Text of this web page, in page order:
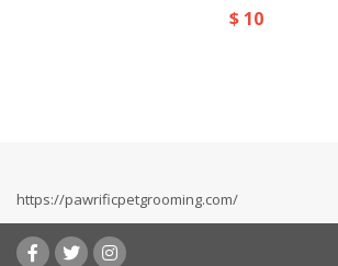
$10
https://pawrificpetgrooming.com/